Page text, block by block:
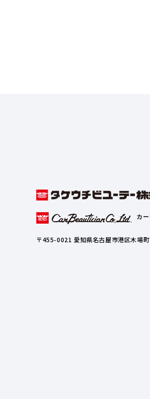
カ
〒455-0021 愛知県名古屋市港区木場